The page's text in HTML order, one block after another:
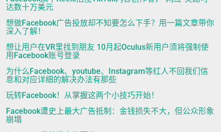
达数十万美元
想做Facebook广告投放却不知要怎么下手？用一篇文章带你
深入了解！
想让用户在VR里找到朋友 10月起Oculus新用户须将强制使
用Facebook账号登录
为什么Facebook、youtube、Instagram等红人不回我们信
息和对应详细的解决办法有那些
玩转Facebook！从掌握这两个小技巧开始！
Facebook遭史上最大广告抵制：金钱损失不大，但公众形象
崩塌